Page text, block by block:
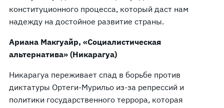
конституционного процесса, который даст нам
надежду на достойное развитие страны.
Ариана Макгуайр, «Социалистическая
альтернатива» (Никарагуа)
Никарагуа переживает спад в борьбе против
диктатуры Ортеги-Мурильо из-за репрессий и
политики государственного террора, которая